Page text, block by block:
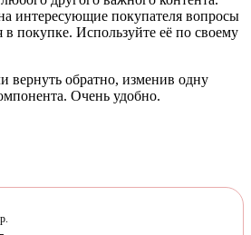
интересующие покупателя вопросы
в покупке. Используйте её по своему
вернуть обратно, изменив одну
Очень удобно.